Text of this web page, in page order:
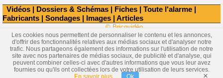
Vidéos | Dossiers & Schémas | Fiches | Toute l'alarme |
Fabricants | Sondages | Images | Articles
© Bricovidéo
Les cookies nous permettent de personnaliser le contenu et les annonces,
d'offrir des fonctionnalités relatives aux médias sociaux et d'analyser notre
trafic. Nous partageons également des informations sur l'utilisation de notre
site avec nos partenaires de médias sociaux, de publicité et d'analyse, qui
peuvent combiner celles-ci avec d'autres informations que vous leur avez
fournies ou qu'ils ont collectées lors de votre utilisation de leurs services.
En savoir plus
Ok ×